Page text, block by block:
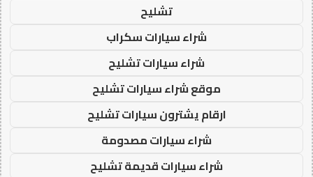
تشليح
شراء سيارات سكراب
شراء سيارات تشليح
موقع شراء سيارات تشليح
ارقام يشترون سيارات تشليح
شراء سيارات مصدومة
شراء سيارات قديمة تشليح